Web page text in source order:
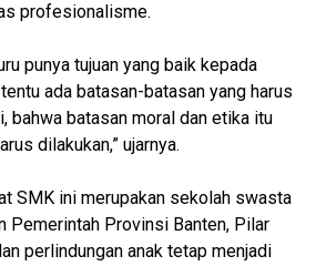
profesionalisme.
punya tujuan yang baik kepada
ada batasan-batasan yang harus
bahwa batasan moral dan etika itu
dilakukan,” ujarnya.
SMK ini merupakan sekolah swasta
Pemerintah Provinsi Banten, Pilar
perlindungan anak tetap menjadi